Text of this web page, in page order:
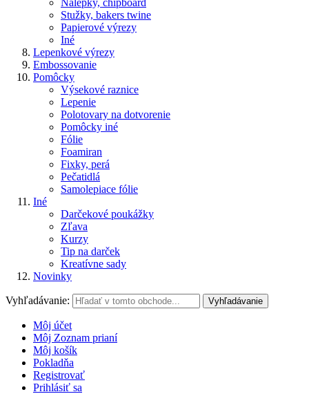
Nálepky, chipboard
Stužky, bakers twine
Papierové výrezy
Iné
Lepenkové výrezy
Embossovanie
Pomôcky
Výsekové raznice
Lepenie
Polotovary na dotvorenie
Pomôcky iné
Fólie
Foamiran
Fixky, perá
Pečatidlá
Samolepiace fólie
Iné
Darčekové poukážky
Zľava
Kurzy
Tip na darček
Kreatívne sady
Novinky
Vyhľadávanie: Vyhľadávanie
Môj účet
Môj Zoznam prianí
Môj košík
Pokladňa
Registrovať
Prihlásiť sa